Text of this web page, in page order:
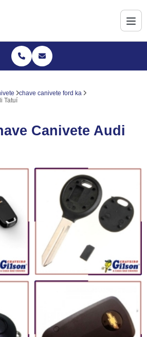
chave canivete ford ka
Tatuí
Canivete Audi